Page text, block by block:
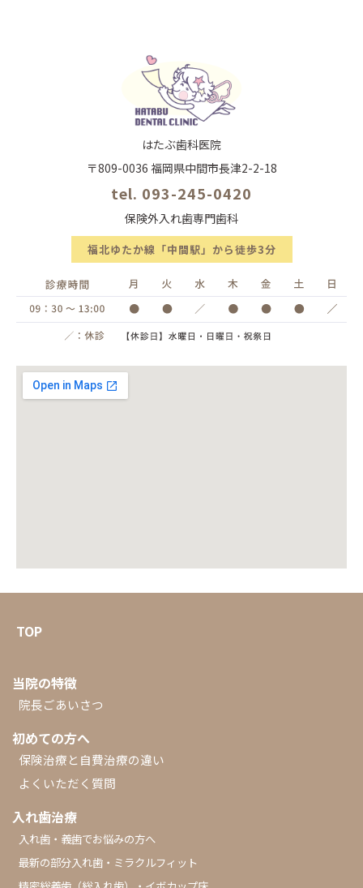
はたぶ歯科医院
〒809-0036 福岡県中間市長津2-2-18
tel. 093-245-0420
保険外入れ歯専門歯科
福北ゆたか線「中間駅」から徒歩3分
TOP
当院の特徴
院長ごあいさつ
初めての方へ
保険治療と自費治療の違い
よくいただく質問
入れ歯治療
入れ歯・義歯でお悩みの方へ
最新の部分入れ歯・ミラクルフィット